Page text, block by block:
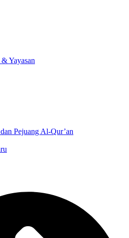
Yayasan
Pejuang Al-Qur’an